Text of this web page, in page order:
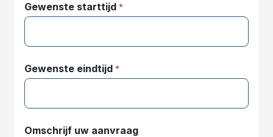
Gewenste starttijd *
Gewenste eindtijd *
Omschrijf uw aanvraag